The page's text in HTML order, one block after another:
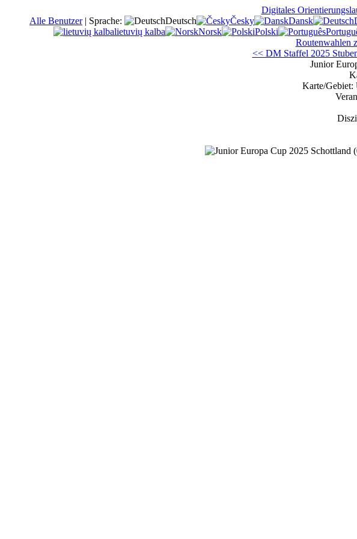
Digitales
Alle Benutzer | Sprache: Deutsch Česky Dansk
lietuvių kalba
Norsk Polski
Routenwahlen
<< DM Staffel 2025
Junior
Karte/Gebiet: